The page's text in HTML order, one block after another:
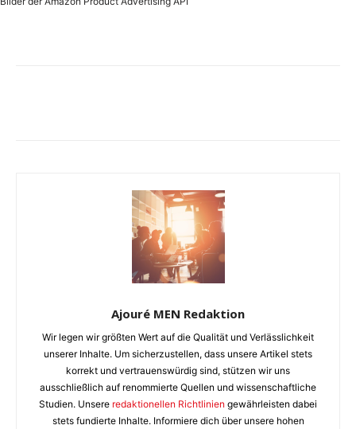
Ajouré MEN Redaktion
Wir legen wir größten Wert auf die Qualität und Verlässlichkeit
unserer Inhalte. Um sicherzustellen, dass unsere Artikel stets
korrekt und vertrauenswürdig sind, stützen wir uns
ausschließlich auf renommierte Quellen und wissenschaftliche
Studien. Unsere redaktionellen Richtlinien gewährleisten dabei
stets fundierte Inhalte. Informiere dich über unsere hohen